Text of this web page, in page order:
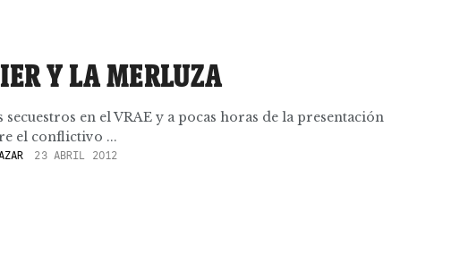
Y LA MERLUZA
en el VRAE y a pocas horas de la presentación
el conflictivo ...
23 ABRIL 2012